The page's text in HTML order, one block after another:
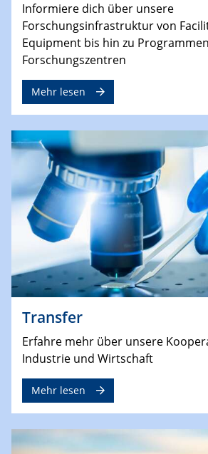
Informiere dich über unsere
Forschungsinfrastruktur von
Equipment bis hin zu
Forschungszentren
Mehr lesen
Transfer
Erfahre mehr über unsere
Industrie und Wirtschaft
Mehr lesen